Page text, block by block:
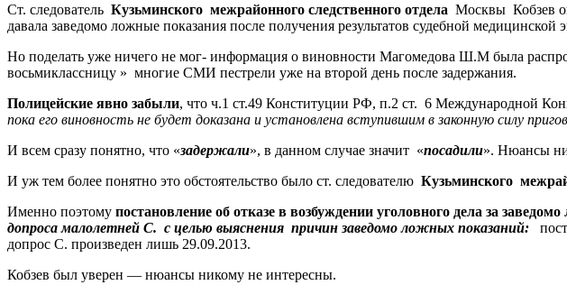
Ст. следователь Кузьминского межрайонного следственного отдела Москвы Кобзев
давала заведомо ложные показания после получения результатов судебной
Но поделать уже ничего не мог- информация о виновности Магомедова Ш.М была
восьмиклассницу » многие СМИ пестрели уже на второй день после задержания.
Полицейские явно забыли, что ч.1 ст.49 Конституции РФ, п.2 ст. 6 Международной
пока его виновность не будет доказана и установлена вступившим в законную силу
И всем сразу понятно, что «задержали», в данном случае значит «посадили». Нюансы
И уж тем более понятно это обстоятельство было ст. следователю Кузьминского
Именно поэтому постановление об отказе в возбуждении уголовного дела за
допроса малолетней С. с целью выяснения причин заведомо ложных показаний:
допрос С. произведен лишь 29.09.2013.
Кобзев был уверен — нюансы никому не интересны.